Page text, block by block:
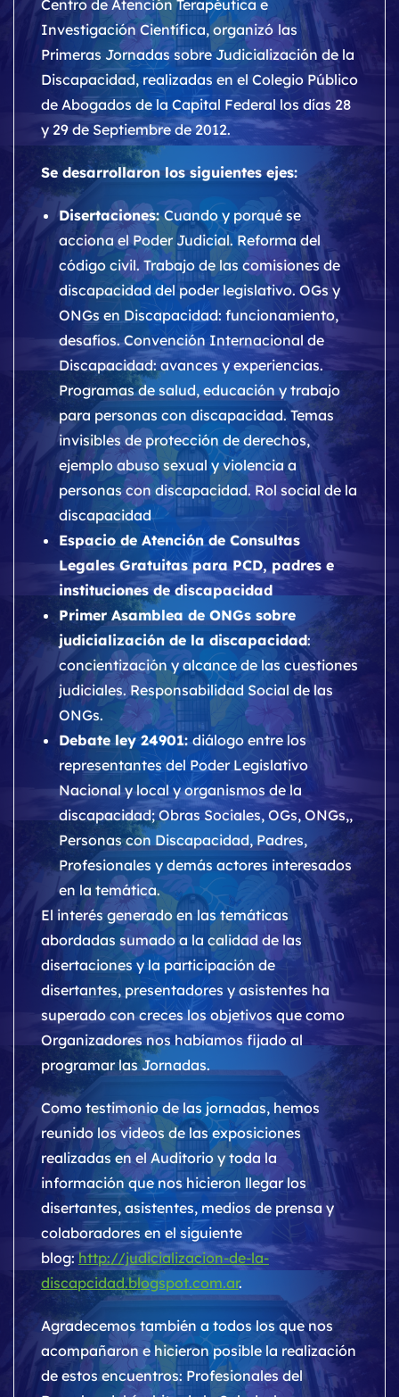
Centro de Atención Terapéutica e
Investigación Científica, organizó las
Primeras Jornadas sobre Judicialización de la
Discapacidad, realizadas en el Colegio Público
de Abogados de la Capital Federal los días 28
y 29 de Septiembre de 2012.
Se desarrollaron los siguientes ejes:
Disertaciones:Cuando y porqué se
acciona el Poder Judicial. Reforma del
código civil. Trabajo de las comisiones de
discapacidad del poder legislativo. OGs y
ONGs en Discapacidad: funcionamiento,
desafíos. Convención Internacional de
Discapacidad: avances y experiencias.
Programas de salud, educación y trabajo
para personas con discapacidad. Temas
invisibles de protección de derechos,
ejemplo abuso sexual y violencia a
personas con discapacidad. Rol social de la
discapacidad
Espacio de Atención de Consultas
Legales Gratuitas para PCD, padres e
instituciones de discapacidad
Primer Asamblea de ONGs sobre
judicialización de la discapacidad:
concientización y alcance de las cuestiones
judiciales. Responsabilidad Social de las
ONGs.
Debate ley 24901:diálogo entre los
representantes del Poder Legislativo
Nacional y local y organismos de la
discapacidad; Obras Sociales, OGs, ONGs,,
Personas con Discapacidad, Padres,
Profesionales y demás actores interesados
en la temática.
El interés generado en las temáticas
abordadas sumado a la calidad de las
disertaciones y la participación de
disertantes, presentadores y asistentes ha
superado con creces los objetivos que como
Organizadores nos habíamos fijado al
programar las Jornadas.
Como testimonio de las jornadas, hemos
reunido los videos de las exposiciones
realizadas en el Auditorio y toda la
información que nos hicieron llegar los
disertantes, asistentes, medios de prensa y
colaboradores en el siguiente
blog:http://judicializacion-de-la-
discapcidad.blogspot.com.ar.
Agradecemos también a todos los que nos
acompañaron e hicieron posible la realización
de estos encuentros: Profesionales del